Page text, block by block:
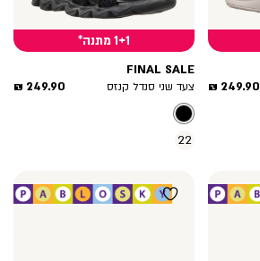
מחיר
249.90 ₪
1+1 מתנה*
FINAL SALE
צעד שני סנדל קנזס
מחיר
249.90 ₪
22